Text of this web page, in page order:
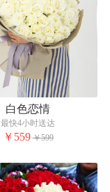
白色恋情
最快4小时送达
￥559 ￥599